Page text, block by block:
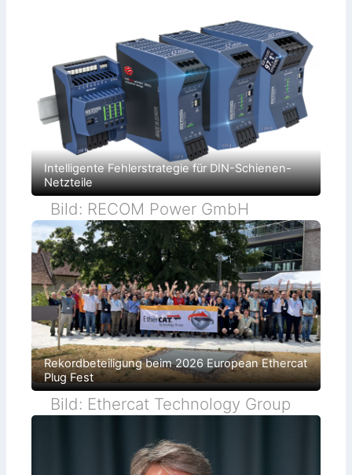
Intelligente Fehlerstrategie für DIN-Schienen-
Netzteile
Bild: RECOM Power GmbH
Rekordbeteiligung beim 2026 European Ethercat
Plug Fest
Bild: Ethercat Technology Group